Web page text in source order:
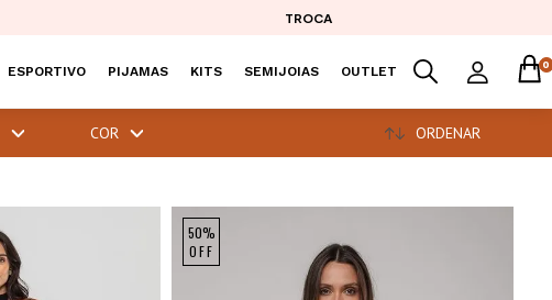
TROCA
ESPORTIVO PIJAMAS KITS SEMIJOIAS OUTLET 0
COR ORDENAR
50%
OFF